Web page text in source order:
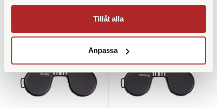
Tillåt alla
Anpassa
99 SEK 179 SEK